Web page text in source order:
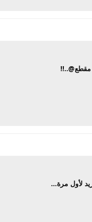
مقطع@..!!
لأول مرة...